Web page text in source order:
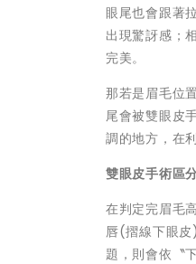
眼尾也會跟著
出現驚訝感；
完美。
那若是眉毛位
尾會被雙眼皮
調的地方，在
雙眼皮手術區
在判定完眉毛
唇(摺線下眼皮
題，則會依〝